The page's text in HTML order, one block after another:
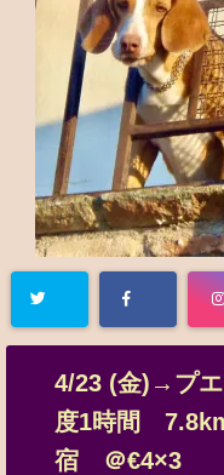
4/23 (金)→プエ
度1時間
宿
＠€4×3